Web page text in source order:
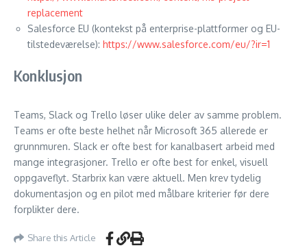
replacement
Salesforce EU (kontekst på enterprise-plattformer og EU-
tilstedeværelse): https://www.salesforce.com/eu/?ir=1
Konklusjon
Teams, Slack og Trello løser ulike deler av samme problem.
Teams er ofte beste helhet når Microsoft 365 allerede er
grunnmuren. Slack er ofte best for kanalbasert arbeid med
mange integrasjoner. Trello er ofte best for enkel, visuell
oppgaveflyt. Starbrix kan være aktuell. Men krev tydelig
dokumentasjon og en pilot med målbare kriterier før dere
forplikter dere.
Share this Article